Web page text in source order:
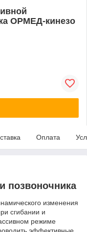
ОРМЕД-кинезо
Оплата
позвоночника
изменения
сгибании и
режиме